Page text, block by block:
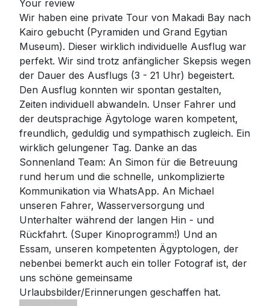
Your review
Wir haben eine private Tour von Makadi Bay nach
Kairo gebucht (Pyramiden und Grand Egytian
Museum). Dieser wirklich individuelle Ausflug war
perfekt. Wir sind trotz anfänglicher Skepsis wegen
der Dauer des Ausflugs (3 - 21 Uhr) begeistert.
Den Ausflug konnten wir spontan gestalten,
Zeiten individuell abwandeln. Unser Fahrer und
der deutsprachige Ägytologe waren kompetent,
freundlich, geduldig und sympathisch zugleich. Ein
wirklich gelungener Tag. Danke an das
Sonnenland Team: An Simon für die Betreuung
rund herum und die schnelle, unkomplizierte
Kommunikation via WhatsApp. An Michael
unseren Fahrer, Wasserversorgung und
Unterhalter während der langen Hin - und
Rückfahrt. (Super Kinoprogramm!) Und an
Essam, unseren kompetenten Ägyptologen, der
nebenbei bemerkt auch ein toller Fotograf ist, der
uns schöne gemeinsame
Urlaubsbilder/Erinnerungen geschaffen hat.